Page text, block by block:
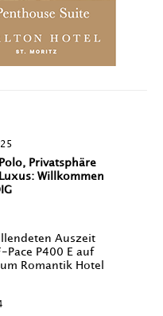
Privatsphäre
Willkommen
Auszeit
Pace P400 E auf
Romantik Hotel